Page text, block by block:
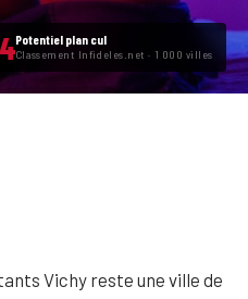
Potentiel plan cul
Classement Infideles.net · 1 000 villes
Vichy reste une ville de